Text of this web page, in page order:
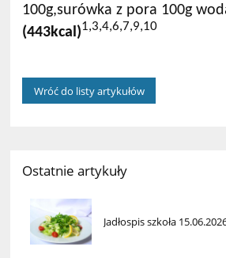
100g,surówka z pora 100g
(443kcal)1,3,4,6,7,9,10
Wróć do listy artykułów
Ostatnie artykuły
Jadłospis szkoła